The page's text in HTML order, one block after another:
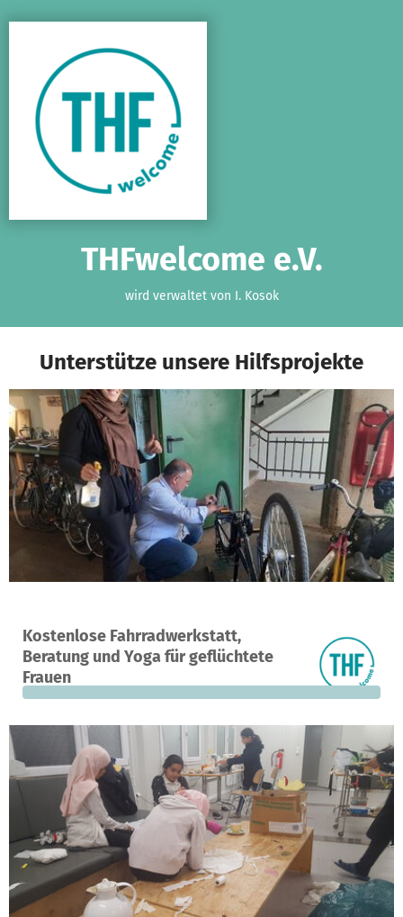
THFwelcome e.V.
wird verwaltet von I. Kosok
Unterstütze unsere Hilfsprojekte
Kostenlose Fahrradwerkstatt,
Beratung und Yoga für geflüchtete
Frauen
Ein Projekt in Berlin, Deutschland
0
Spenden
0 %
finanziert
450 €
fehlen noch